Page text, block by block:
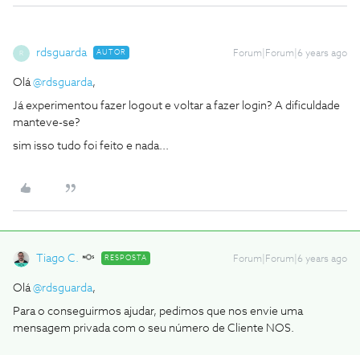
R rdsguarda AUTOR Forum|Forum|6 years ago
Olá@rdsguarda,
Já experimentou fazer logout e voltar a fazer login? A dificuldade
manteve-se?
sim isso tudo foi feito e nada...
Tiago C. RESPOSTA Forum|Forum|6 years ago
Olá@rdsguarda,
Para o conseguirmos ajudar, pedimos que nos envie uma
mensagem privada com o seu número de Cliente NOS.